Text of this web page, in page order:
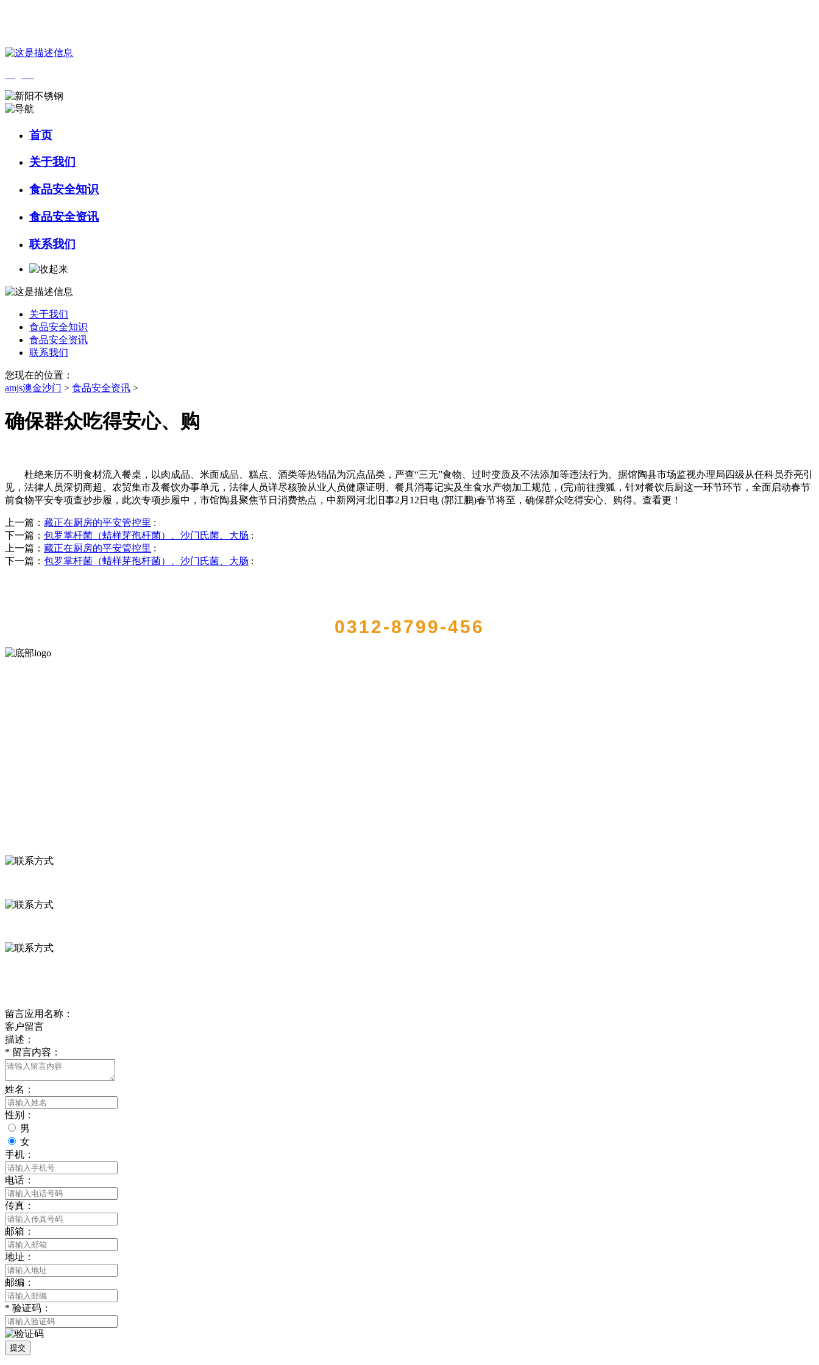
首页
关于我们
食品安全知识
食品安全资讯
联系我们
关于我们
食品安全知识
食品安全资讯
联系我们
您现在的位置：
amjs澳金沙门 > 食品安全资讯 >
确保群众吃得安心、购
杜绝来历不明食材流入餐桌，以肉成品、米面成品、糕点、酒类等热销品为沉点品类，严查“三无”食物、过时变质及不法添加等违法行为。据馆陶县市场监视办理局四级从任科员乔亮引
见，法律人员深切商超、农贸集市及餐饮办事单元，法律人员详尽核验从业人员健康证明、餐具消毒记实及生食水产物加工规范，(完)前往搜狐，针对餐饮后厨这一环节环节，全面启动春节
前食物平安专项查抄步履，此次专项步履中，市馆陶县聚焦节日消费热点，中新网河北旧事2月12日电 (郭江鹏)春节将至，确保群众吃得安心、购得。查看更！
上一篇： 藏正在厨房的平安管控里 :
下一篇： 包罗掌杆菌（蜡样芽孢杆菌）、沙门氏菌、大肠 :
上一篇： 藏正在厨房的平安管控里 :
下一篇： 包罗掌杆菌（蜡样芽孢杆菌）、沙门氏菌、大肠 :
0312-8799-456
留言应用名称：
客户留言
描述：
* 留言内容：
姓名：
性别：
男
女
手机：
电话：
传真：
邮箱：
地址：
邮编：
* 验证码：
提交